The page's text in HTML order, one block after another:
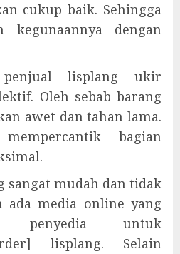
cukup baik. Sehingga
kegunaannya dengan
lisplang ukir
Oleh sebab barang
awet dan tahan lama.
bagian
sangat mudah dan tidak
ada media online yang
penyedia untuk
lisplang. Selain